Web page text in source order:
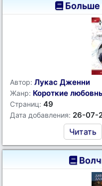
Больше
Автор: Лукас Дженни
Жанр: Короткие
Страниц: 49
Дата добавления: 26-07-
Читать